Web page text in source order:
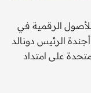
الرقمية في
الرئيس دونالد
على امتداد